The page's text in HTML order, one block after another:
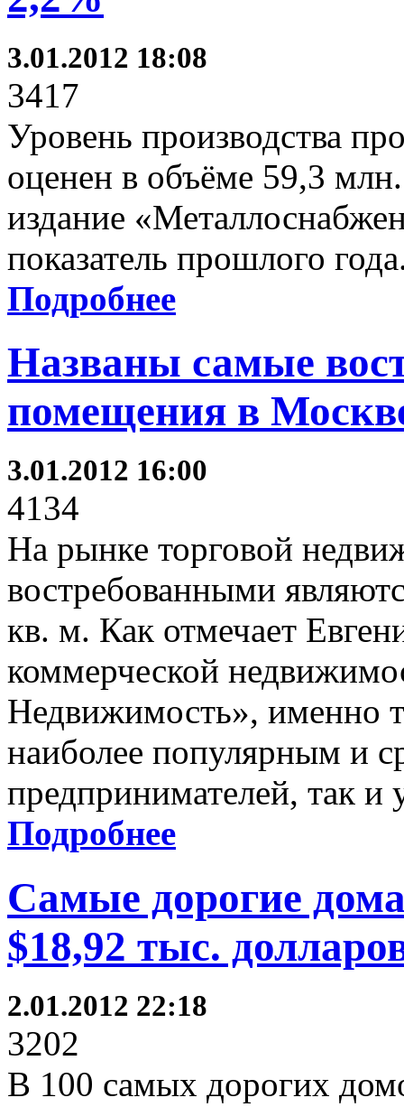
3.01.2012 18:08
3417
Уровень производства
оценен в объёме 59,3
издание
показатель прошлого
Подробнее
Названы самые
помещения в
3.01.2012 16:00
4134
На рынке торговой
востребованными
кв. м. Как отмечает
коммерческой
Недвижимость», именно
наиболее популярным и
предпринимателей, так и
Подробнее
Самые дорогие
$18,92 тыс.
2.01.2012 22:18
3202
В 100 самых дорогих